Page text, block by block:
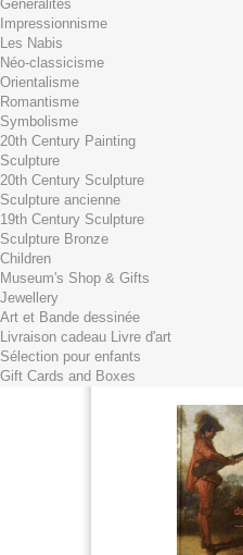
Product
your shopping
Quantity
Total
There is 1 item
Total products (tax incl.)
Total shipping TTC
Total (tax incl.)
Continue shopping
Généralités
Impressionnisme
Les Nabis
Néo-classicisme
Orientalisme
Romantisme
Symbolisme
20th Century Painting
Sculpture
20th Century Sculpture
Sculpture ancienne
19th Century Sculpture
Sculpture Bronze
Children
Museum's Shop & Gifts
Jewellery
Art et Bande dessinée
Livraison cadeau Livre d'art
Sélection pour enfants
Gift Cards and Boxes